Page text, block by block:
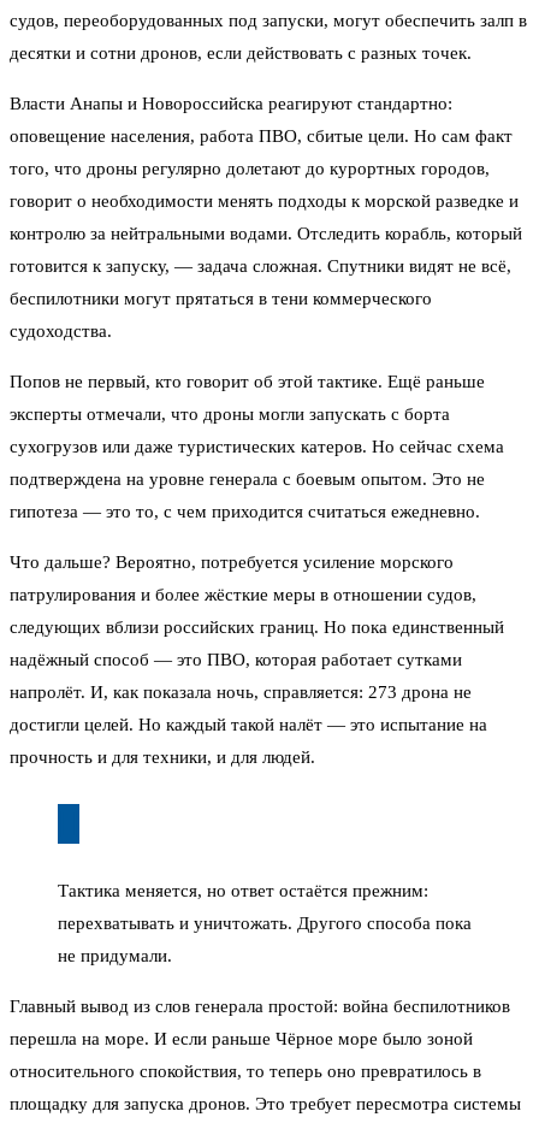
судов, переоборудованных под запуски, могут обеспечить залп в
десятки и сотни дронов, если действовать с разных точек.
Власти Анапы и Новороссийска реагируют стандартно:
оповещение населения, работа ПВО, сбитые цели. Но сам факт
того, что дроны регулярно долетают до курортных городов,
говорит о необходимости менять подходы к морской разведке и
контролю за нейтральными водами. Отследить корабль, который
готовится к запуску, — задача сложная. Спутники видят не всё,
беспилотники могут прятаться в тени коммерческого
судоходства.
Попов не первый, кто говорит об этой тактике. Ещё раньше
эксперты отмечали, что дроны могли запускать с борта
сухогрузов или даже туристических катеров. Но сейчас схема
подтверждена на уровне генерала с боевым опытом. Это не
гипотеза — это то, с чем приходится считаться ежедневно.
Что дальше? Вероятно, потребуется усиление морского
патрулирования и более жёсткие меры в отношении судов,
следующих вблизи российских границ. Но пока единственный
надёжный способ — это ПВО, которая работает сутками
напролёт. И, как показала ночь, справляется: 273 дрона не
достигли целей. Но каждый такой налёт — это испытание на
прочность и для техники, и для людей.
Тактика меняется, но ответ остаётся прежним:
перехватывать и уничтожать. Другого способа пока
не придумали.
Главный вывод из слов генерала простой: война беспилотников
перешла на море. И если раньше Чёрное море было зоной
относительного спокойствия, то теперь оно превратилось в
площадку для запуска дронов. Это требует пересмотра системы